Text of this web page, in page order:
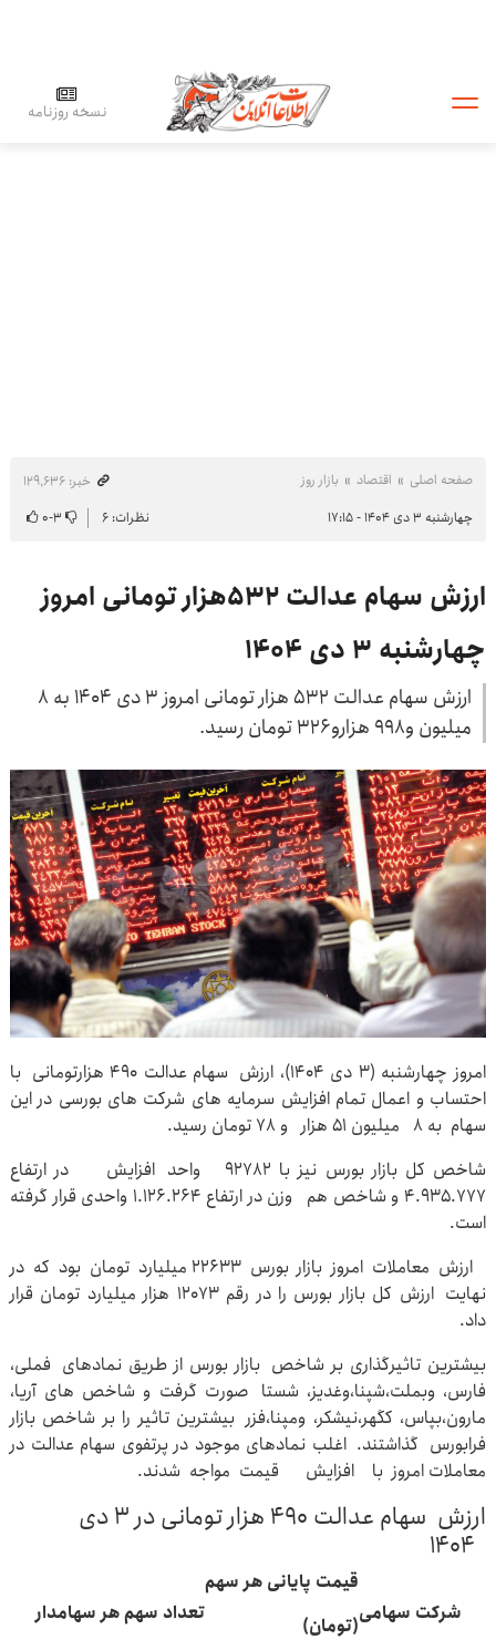
نسخه روزنامه
صفحه اصلی اقتصاد بازار روز
خبر: ۱۲۹٬۶۳۶
چهارشنبه ۳ دی ۱۴۰۴ - ۱۷:۱۵
نظرات: ۶ ۳-۰
ارزش سهام عدالت ۵۳۲هزار تومانی امروز
چهارشنبه ۳ دی ۱۴۰۴
ارزش سهام عدالت ۵۳۲ هزار تومانی امروز ۳ دی ۱۴۰۴ به ۸
میلیون و۹۹۸ هزارو۳۲۶ تومان رسید.
امروز چهارشنبه (۳ دی ۱۴۰۴)، ارزش سهام عدالت ۴۹۰ هزارتومانی با
احتساب و اعمال تمام افزایش سرمایه های شرکت های بورسی در این
سهام به ۸ میلیون ۵۱ هزار و ۷۸ تومان رسید.
شاخص کل بازار بورس نیز با ۹۲۷۸۲ واحد افزایش در ارتفاع
۴.۹۳۵.۷۷۷ و شاخص هم وزن در ارتفاع ۱.۱۲۶.۲۶۴ واحدی قرار گرفته
است.
ارزش معاملات امروز بازار بورس ۲۲۶۳۳ میلیارد تومان بود که در
نهایت ارزش کل بازار بورس را در رقم ۱۲۰۷۳ هزار میلیارد تومان قرار
داد.
بیشترین تاثیرگذاری بر شاخص بازار بورس از طریق نمادهای فملی،
فارس، وبملت،شپنا،وغدیز، شستا صورت گرفت و شاخص های آریا،
مارون،بپاس، کگهر،نیشکر، ومپنا،فزر بیشترین تاثیر را بر شاخص بازار
فرابورس گذاشتند. اغلب نمادهای موجود در پرتفوی سهام عدالت در
معاملات امروز با افزایش قیمت مواجه شدند.
ارزش سهام عدالت ۴۹۰ هزار تومانی در ۳ دی
شرکت سهامی
قیمت پایانی هر سهم
(تومان)
تعداد سهم هر سهامدار